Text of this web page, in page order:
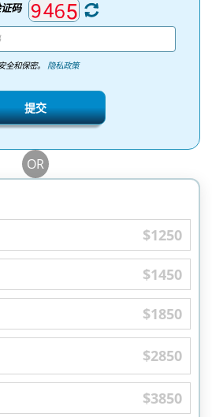
码
全和保密。 隐私政策
提交
OR
$1250
$1450
$1850
$2850
$3850